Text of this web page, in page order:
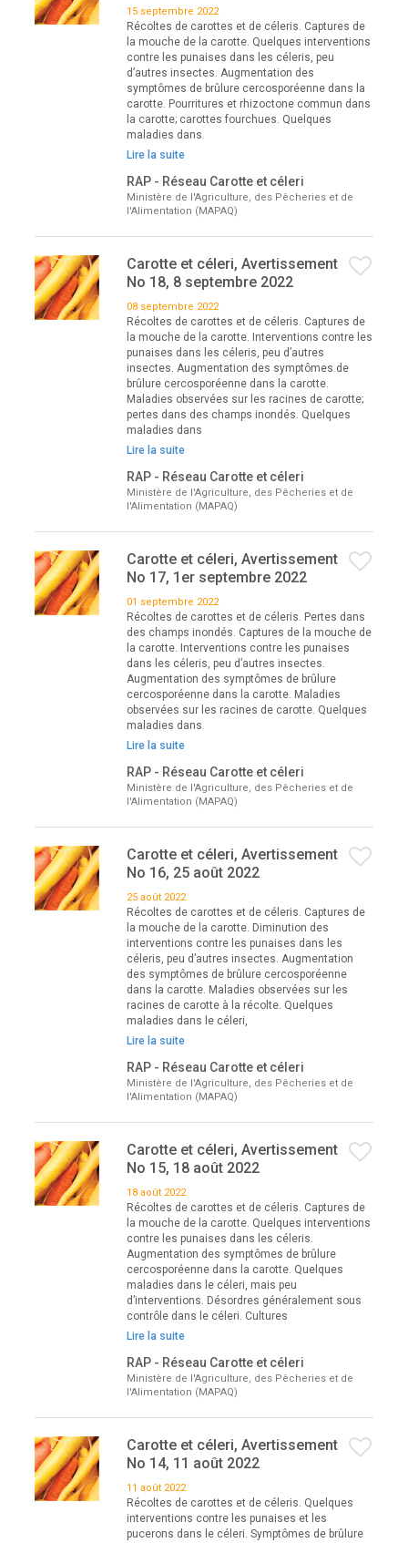
15 septembre 2022
Récoltes de carottes et de céleris. Captures de
la mouche de la carotte. Quelques interventions
contre les punaises dans les céleris, peu
d’autres insectes. Augmentation des
symptômes de brûlure cercosporéenne dans la
carotte. Pourritures et rhizoctone commun dans
la carotte; carottes fourchues. Quelques
maladies dans
Lire la suite
RAP - Réseau Carotte et céleri
Ministère de l'Agriculture, des Pêcheries et de
l'Alimentation (MAPAQ)
Carotte et céleri, Avertissement
No 18, 8 septembre 2022
08 septembre 2022
Récoltes de carottes et de céleris. Captures de
la mouche de la carotte. Interventions contre les
punaises dans les céleris, peu d’autres
insectes. Augmentation des symptômes de
brûlure cercosporéenne dans la carotte.
Maladies observées sur les racines de carotte;
pertes dans des champs inondés. Quelques
maladies dans
Lire la suite
RAP - Réseau Carotte et céleri
Ministère de l'Agriculture, des Pêcheries et de
l'Alimentation (MAPAQ)
Carotte et céleri, Avertissement
No 17, 1er septembre 2022
01 septembre 2022
Récoltes de carottes et de céleris. Pertes dans
des champs inondés. Captures de la mouche de
la carotte. Interventions contre les punaises
dans les céleris, peu d’autres insectes.
Augmentation des symptômes de brûlure
cercosporéenne dans la carotte. Maladies
observées sur les racines de carotte. Quelques
maladies dans
Lire la suite
RAP - Réseau Carotte et céleri
Ministère de l'Agriculture, des Pêcheries et de
l'Alimentation (MAPAQ)
Carotte et céleri, Avertissement
No 16, 25 août 2022
25 août 2022
Récoltes de carottes et de céleris. Captures de
la mouche de la carotte. Diminution des
interventions contre les punaises dans les
céleris, peu d’autres insectes. Augmentation
des symptômes de brûlure cercosporéenne
dans la carotte. Maladies observées sur les
racines de carotte à la récolte. Quelques
maladies dans le céleri,
Lire la suite
RAP - Réseau Carotte et céleri
Ministère de l'Agriculture, des Pêcheries et de
l'Alimentation (MAPAQ)
Carotte et céleri, Avertissement
No 15, 18 août 2022
18 août 2022
Récoltes de carottes et de céleris. Captures de
la mouche de la carotte. Quelques interventions
contre les punaises dans les céleris.
Augmentation des symptômes de brûlure
cercosporéenne dans la carotte. Quelques
maladies dans le céleri, mais peu
d’interventions. Désordres généralement sous
contrôle dans le céleri. Cultures
Lire la suite
RAP - Réseau Carotte et céleri
Ministère de l'Agriculture, des Pêcheries et de
l'Alimentation (MAPAQ)
Carotte et céleri, Avertissement
No 14, 11 août 2022
11 août 2022
Récoltes de carottes et de céleris. Quelques
interventions contre les punaises et les
pucerons dans le céleri. Symptômes de brûlure